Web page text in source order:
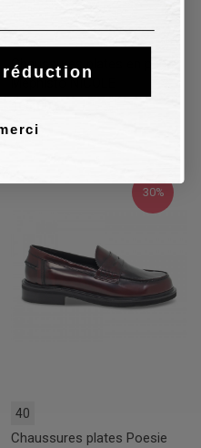
Chaussures plates en peau
30%
40
Chaussures plates Poesie